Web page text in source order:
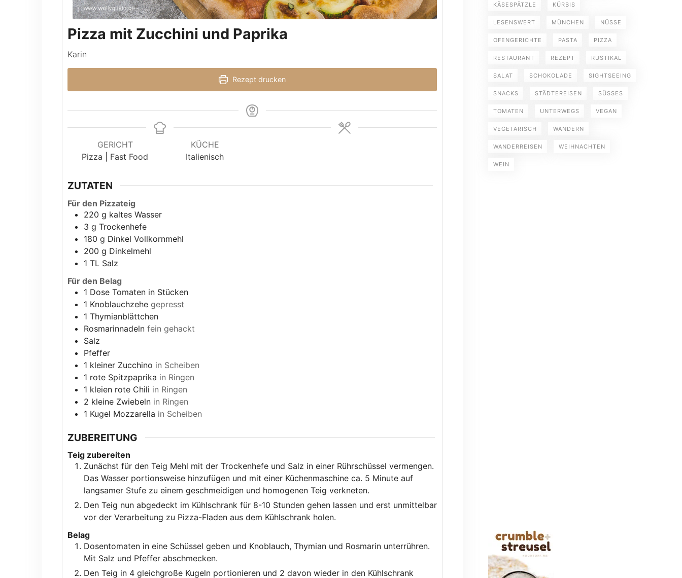
Pizza mit Zucchini und Paprika
Karin
Rezept drucken
GERICHT
Pizza | Fast Food
KÜCHE
Italienisch
ZUTATEN
Für den Pizzateig
220 g kaltes Wasser
3 g Trockenhefe
180 g Dinkel Vollkornmehl
200 g Dinkelmehl
1 TL Salz
Für den Belag
1 Dose Tomaten in Stücken
1 Knoblauchzehe gepresst
1 Thymianblättchen
Rosmarinnadeln fein gehackt
Salz
Pfeffer
1 kleiner Zucchino in Scheiben
1 rote Spitzpaprika in Ringen
1 kleien rote Chili in Ringen
2 kleine Zwiebeln in Ringen
1 Kugel Mozzarella in Scheiben
ZUBEREITUNG
Teig zubereiten
Zunächst für den Teig Mehl mit der Trockenhefe und Salz in einer Rührschüssel vermengen.
Das Wasser portionsweise hinzufügen und mit einer Küchenmaschine ca. 5 Minute auf
langsamer Stufe zu einem geschmeidigen und homogenen Teig verkneten.
Den Teig nun abgedeckt im Kühlschrank für 8-10 Stunden gehen lassen und erst unmittelbar
vor der Verarbeitung zu Pizza-Fladen aus dem Kühlschrank holen.
Belag
Dosentomaten in eine Schüssel geben und Knoblauch, Thymian und Rosmarin unterrühren.
Mit Salz und Pfeffer abschmecken.
Den Teig in 4 gleichgroße Kugeln portionieren und 2 davon wieder in den Kühlschrank
KÄSESPÄTZLE KÜRBIS
LESENSWERT MÜNCHEN NÜSSE
OFENGERICHTE PASTA PIZZA
RESTAURANT REZEPT RUSTIKAL
SALAT SCHOKOLADE SIGHTSEEING
SNACKS STÄDTEREISEN SÜSSES
TOMATEN UNTERWEGS VEGAN
VEGETARISCH WANDERN
WANDERREISEN WEIHNACHTEN
WEIN